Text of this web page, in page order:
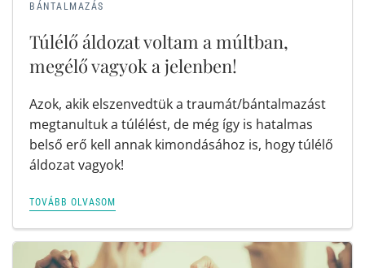
BÁNTALMAZÁS
Túlélő áldozat voltam a múltban,
megélő vagyok a jelenben!
Azok, akik elszenvedtük a traumát/bántalmazást
megtanultuk a túlélést, de még így is hatalmas
belső erő kell annak kimondásához is, hogy túlélő
áldozat vagyok!
TOVÁBB OLVASOM